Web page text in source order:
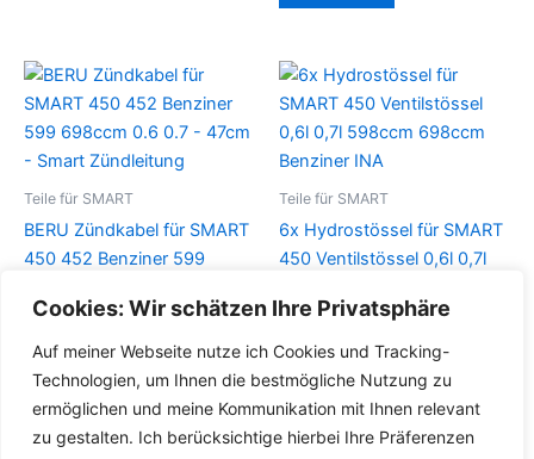
Cookies: Wir schätzen Ihre Privatsphäre
Auf meiner Webseite nutze ich Cookies und Tracking-
Technologien, um Ihnen die bestmögliche Nutzung zu
ermöglichen und meine Kommunikation mit Ihnen relevant
zu gestalten. Ich berücksichtige hierbei Ihre Präferenzen
Teile für SMART
BERU Zündkabel für SMART
450 452 Benziner 599
Smart Zündleitung
Details
Teile für SMART
6x Hydrostössel für SMART
450 Ventilstössel 0,6l 0,7l
INA
Details